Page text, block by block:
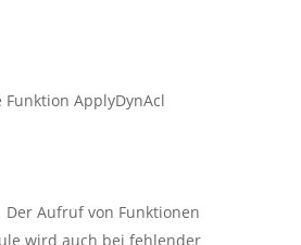
Funktion ApplyDynAcl
Der Aufruf von Funktionen
wird auch bei fehlender